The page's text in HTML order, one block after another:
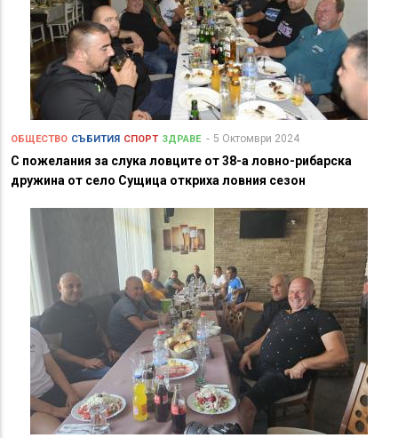
ОБЩЕСТВО СЪБИТИЯ СПОРТ ЗДРАВЕ 5 Октомври 2024
С пожелания за слука ловците от 38-а ловно-рибарска
дружина от село Сущица откриха ловния сезон